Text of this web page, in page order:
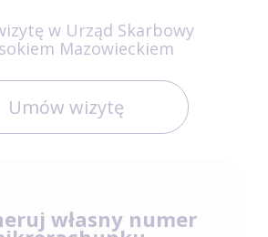
w Urząd Skarbowy
Mazowieckiem
Umów wizytę
własny numer